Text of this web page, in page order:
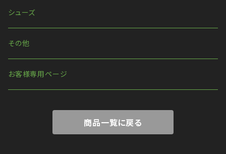
ウォレットチェーン
シューズ
その他
お客様専用ページ
商品一覧に戻る